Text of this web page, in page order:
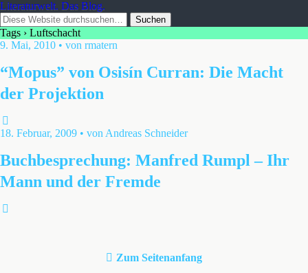
Literaturwelt. Das Blog.
Tags › Luftschacht
9. Mai, 2010 • von rmatern
“Mopus” von Osisín Curran: Die Macht
der Projektion
18. Februar, 2009 • von Andreas Schneider
Buchbesprechung: Manfred Rumpl – Ihr
Mann und der Fremde
Zum Seitenanfang